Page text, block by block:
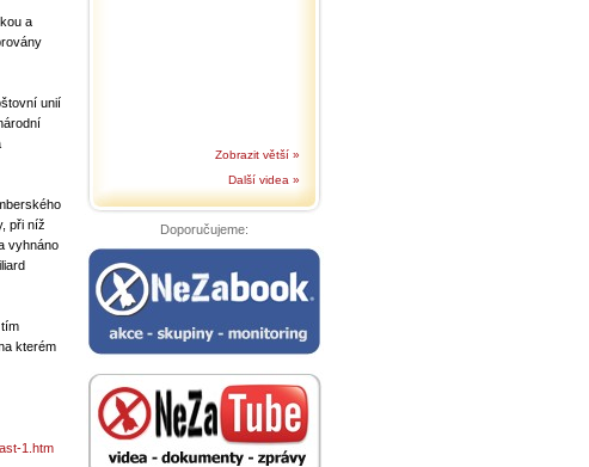
a
unií
při níž
vyhnáno
kterém
1.htm
Zobrazit větší »
Další videa »
Doporučujeme: